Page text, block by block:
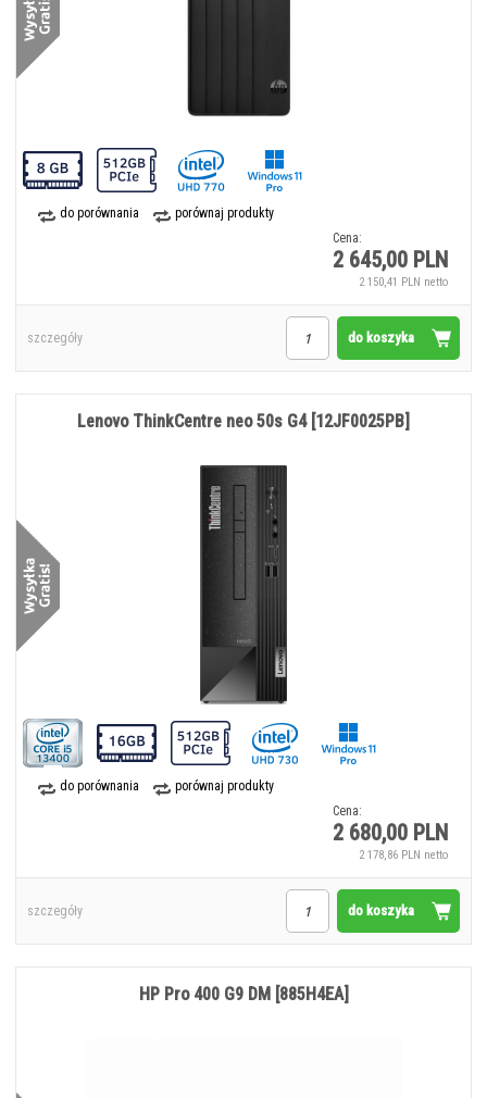
do porównania
porównaj produkty
Cena:
2 645,00 PLN
2 150,41 PLN netto
do koszyka
szczegóły
do porównania
porównaj produkty
Cena:
2 680,00 PLN
2 178,86 PLN netto
Lenovo ThinkCentre neo 50s G4 [12JF0025PB]
do koszyka
szczegóły
HP Pro 400 G9 DM [885H4EA]